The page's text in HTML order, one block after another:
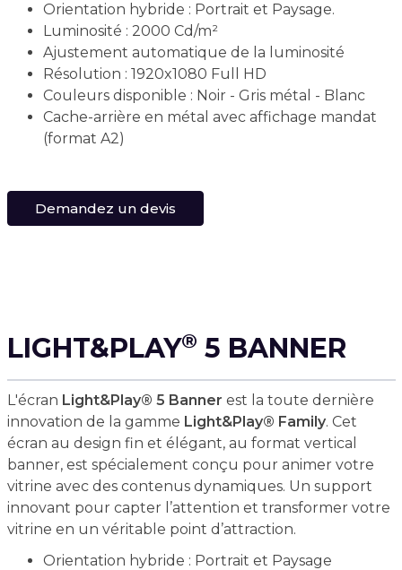
Orientation hybride : Portrait et Paysage.
Luminosité : 2000 Cd/m²
Ajustement automatique de la luminosité
Résolution : 1920x1080 Full HD
Couleurs disponible : Noir - Gris métal - Blanc
Cache-arrière en métal avec affichage mandat
(format A2)
Demandez un devis
LIGHT&PLAY® 5 BANNER
L'écran Light&Play® 5 Banner est la toute dernière
innovation de la gamme Light&Play® Family. Cet
écran au design fin et élégant, au format vertical
banner, est spécialement conçu pour animer votre
vitrine avec des contenus dynamiques. Un support
innovant pour capter l’attention et transformer votre
vitrine en un véritable point d’attraction.
Orientation hybride : Portrait et Paysage